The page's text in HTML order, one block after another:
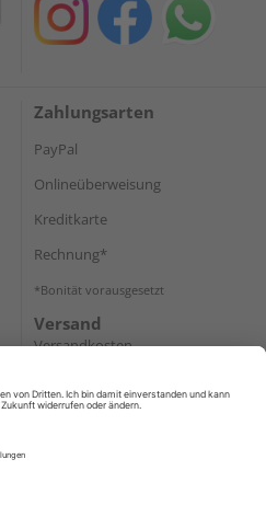
Zahlungsarten
PayPal
Onlineüberweisung
Kreditkarte
Rechnung*
*Bonität vorausgesetzt
Versand
Versandkosten